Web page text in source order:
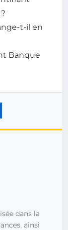
t-il en
Banque
dans la
ainsi